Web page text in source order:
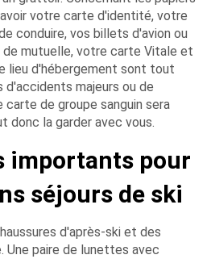
votre carte d'identité, votre
conduire, vos billets d'avion ou
mutuelle, votre carte Vitale et
lieu d'hébergement sont tout
d'accidents majeurs ou de
de groupe sanguin sera
donc la garder avec vous.
importants pour
séjours de ski
d'après-ski et des
Une paire de lunettes avec